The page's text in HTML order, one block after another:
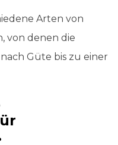
Arten von
von denen die
Güte bis zu einer